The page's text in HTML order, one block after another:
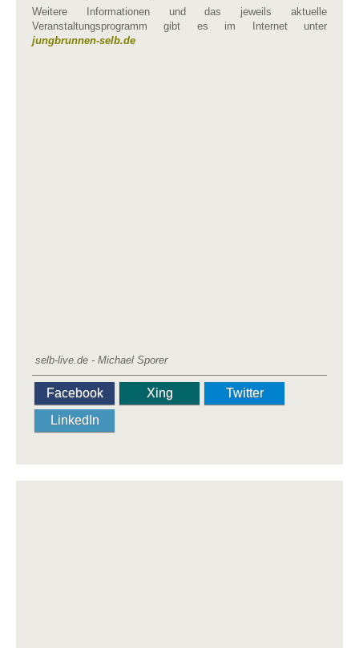
Weitere Informationen und das jeweils aktuelle
Veranstaltungsprogramm gibt es im Internet unter
jungbrunnen-selb.de
selb-live.de - Michael Sporer
Facebook Xing
Twitter
LinkedIn